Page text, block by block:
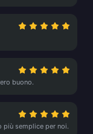
buono.
più semplice per noi.